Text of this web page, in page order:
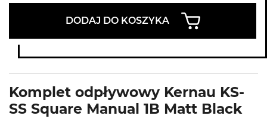
DODAJ DO KOSZYKA
Komplet odpływowy Kernau KS-
SS Square Manual 1B Matt Black